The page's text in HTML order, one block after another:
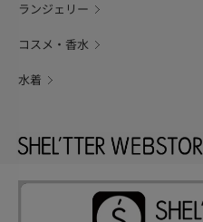
ランジェリー
コスメ・香水
水着